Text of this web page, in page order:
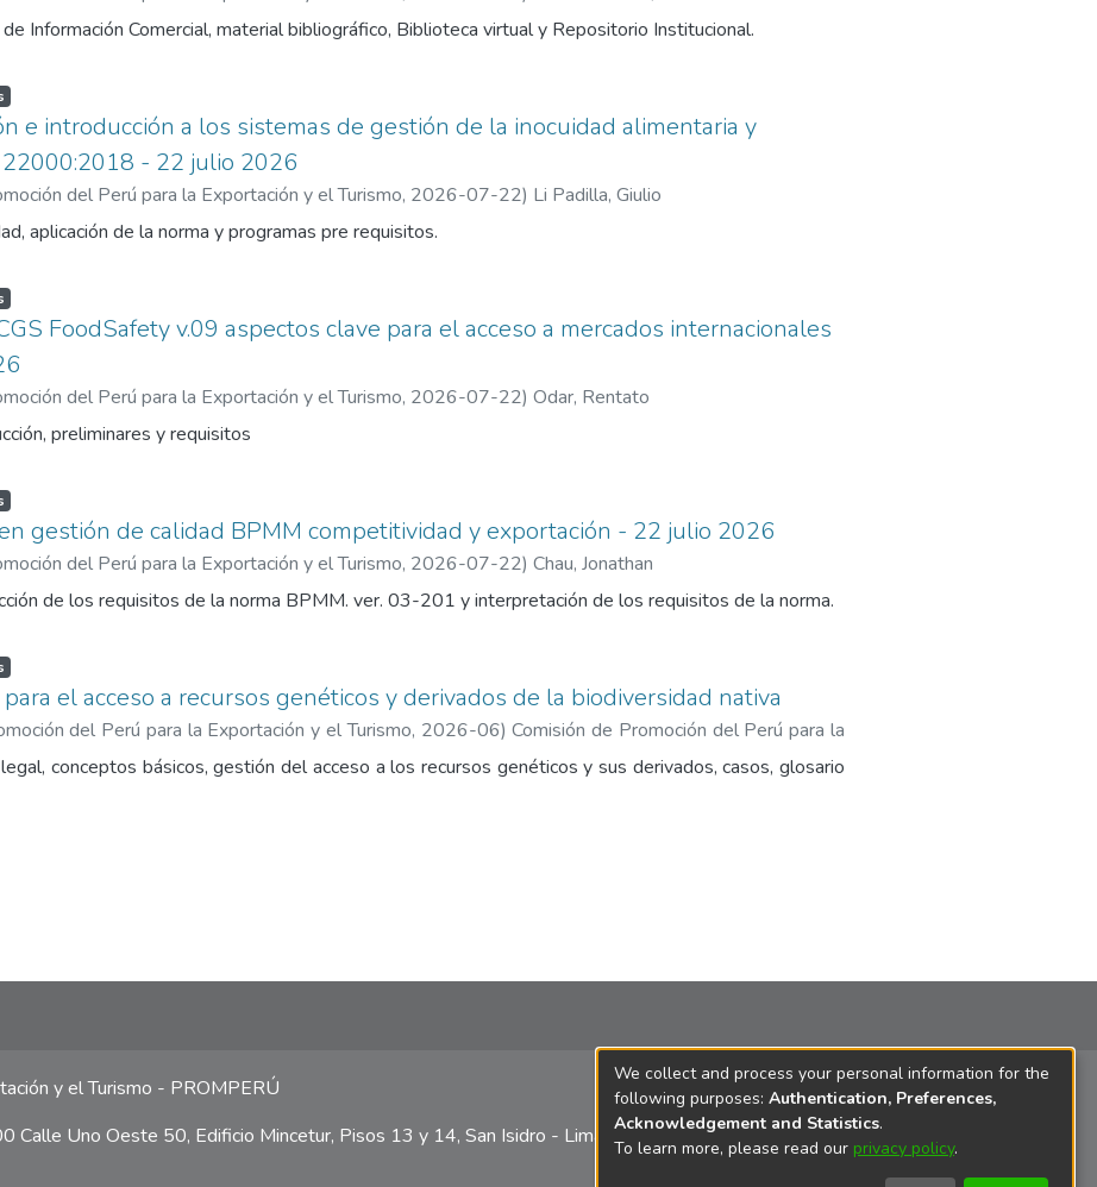
Información Comercial, material bibliográfico, Biblioteca virtual y Repositorio Institucional.
e introducción a los sistemas de gestión de la inocuidad alimentaria y
- 22 julio 2026
del Perú para la Exportación y el Turismo, 2026-07-22) Li Padilla, Giulio
aplicación de la norma y programas pre requisitos.
FoodSafety v.09 aspectos clave para el acceso a mercados internacionales
del Perú para la Exportación y el Turismo, 2026-07-22) Odar, Rentato
preliminares y requisitos
gestión de calidad BPMM competitividad y exportación - 22 julio 2026
del Perú para la Exportación y el Turismo, 2026-07-22) Chau, Jonathan
de los requisitos de la norma BPMM. ver. 03-201 y interpretación de los requisitos de la norma.
el acceso a recursos genéticos y derivados de la biodiversidad nativa
del Perú para la Exportación y el Turismo, 2026-06)Comisión de Promoción del Perú para la
conceptos básicos, gestión del acceso a los recursos genéticos y sus derivados, casos, glosario
y el Turismo - PROMPERÚ
Uno Oeste 50, Edificio Mincetur, Pisos 13 y 14, San Isidro - Lima
We collect and process your personal information for the
following purposes: Authentication, Preferences,
Acknowledgement and Statistics.
To learn more, please read our privacy policy.